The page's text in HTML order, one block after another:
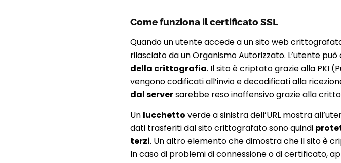
Come funziona il certificato SSL
Quando un utente accede a un sito web
rilasciato da un Organismo Autorizzato. L’utente
della crittografia. Il sito è criptato grazie alla PKI
vengono codificati all’invio e decodificati alla
dal serversarebbe reso inoffensivo grazie alla
Un lucchetto verde a sinistra dell’URL mostra
dati trasferiti dal sito crittografato sono quindi
terzi. Un altro elemento che dimostra che il sito è
In caso di problemi di connessione o di certificato,